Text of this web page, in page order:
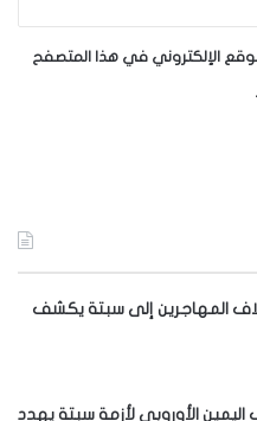
الإلكتروني في هذا المتصفح
المهاجرين إلى سبتة يكشف
اليمين الأوروبي لأزمة سبتة يهدد